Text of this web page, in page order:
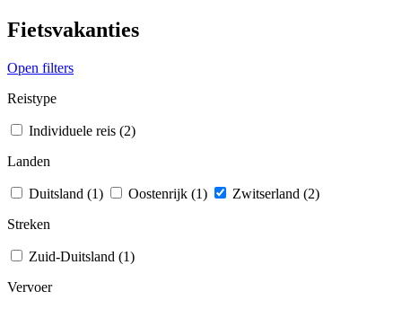
Fietsvakanties
Open filters
Reistype
Individuele reis (2)
Landen
Duitsland (1) Oostenrijk (1)
Zwitserland (2)
Streken
Zuid-Duitsland (1)
Vervoer